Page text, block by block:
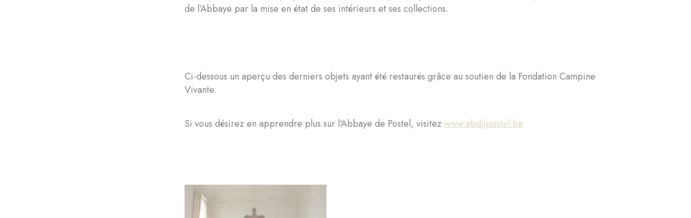
de l’Abbaye par la mise en état de ses intérieurs et ses collections.
Ci-dessous un aperçu des derniers objets ayant été restaurés grâce au soutien de la Fondation Campine
Vivante.
Si vous désirez en apprendre plus sur l'Abbaye de Postel, visitezwww.abdijpostel.be